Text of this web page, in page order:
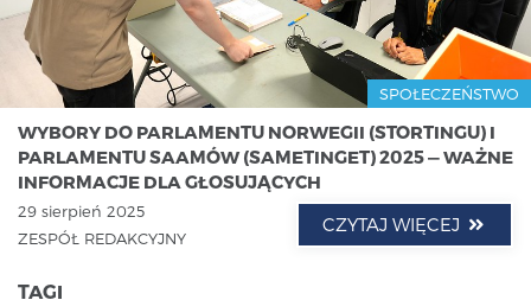
SPOŁECZEŃSTWO
WYBORY DO PARLAMENTU NORWEGII (STORTINGU) I
PARLAMENTU SAAMÓW (SAMETINGET) 2025 — WAŻNE
INFORMACJE DLA GŁOSUJĄCYCH
29 sierpień 2025
ZESPÓŁ REDAKCYJNY
CZYTAJ WIĘCEJ
TAGI